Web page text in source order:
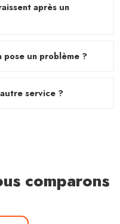
après un
un problème ?
service ?
comparons